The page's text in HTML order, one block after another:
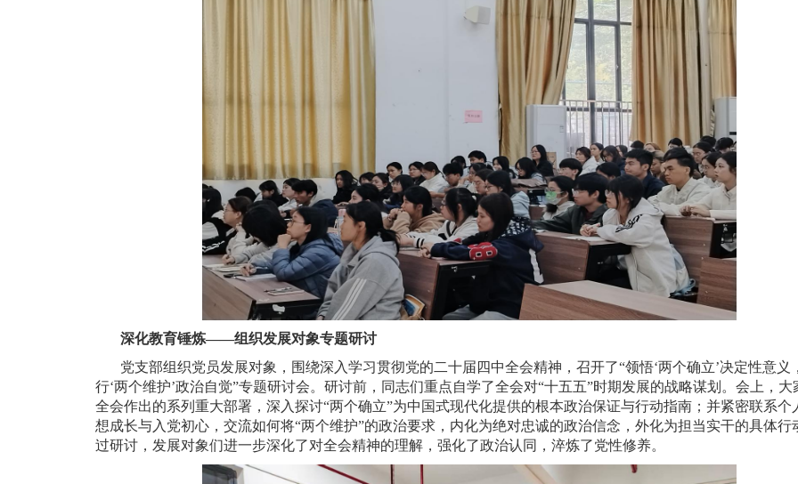
深化教育锤炼——组织发展对象专题研讨
党支部组织党员发展对象，围绕深入学习贯彻党的二十届四中全会精神，召开了“领悟‘两个确立’决定性意义
行‘两个维护’政治自觉”专题研讨会。研讨前，同志们重点自学了全会对“十五五”时期发展的战略谋划。会上，大
全会作出的系列重大部署，深入探讨“两个确立”为中国式现代化提供的根本政治保证与行动指南；并紧密联系个
想成长与入党初心，交流如何将“两个维护”的政治要求，内化为绝对忠诚的政治信念，外化为担当实干的具体行
过研讨，发展对象们进一步深化了对全会精神的理解，强化了政治认同，淬炼了党性修养。